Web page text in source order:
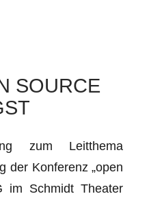
SOURCE
zum Leitthema
der Konferenz „open
im Schmidt Theater